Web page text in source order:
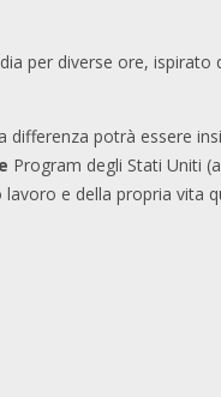
per diverse ore, ispirato
differenza potrà essere
Program degli Stati Uniti
e della propria vita